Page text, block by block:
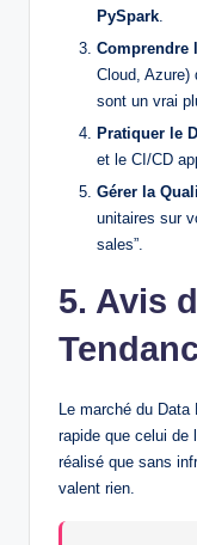
PySpark.
Comprendre
Cloud, Azure)
sont un vrai
Pratiquer le
et le CI/CD
Gérer la
unitaires sur
sales”.
5. Avis
Le marché du
rapide que celui de
réalisé que sans
valent rien.